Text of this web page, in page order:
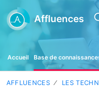
Affluences
Accueil Base de
AFFLUENCES
LES